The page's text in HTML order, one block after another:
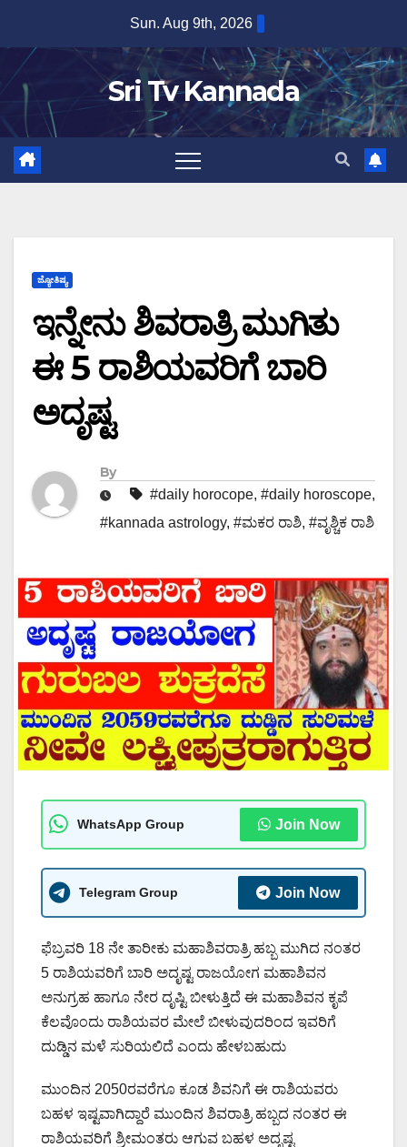
content
Sun. Aug 9th, 2026
Sri Tv Kannada
ಜ್ಯೋತಿಷ್ಯ
ಇನ್ನೇನು ಶಿವರಾತ್ರಿ ಮುಗಿತು
ಈ 5 ರಾಶಿಯವರಿಗೆ ಬಾರಿ
ಅದೃಷ್ಟ
By
#daily horocope, #daily horoscope,
#kannada astrology, #ಮಕರ ರಾಶಿ, #ವೃಶ್ಚಿಕ ರಾಶಿ
WhatsApp Group Join Now
Telegram Group Join Now
ಫೆಬ್ರವರಿ 18 ನೇ ತಾರೀಕು ಮಹಾಶಿವರಾತ್ರಿ ಹಬ್ಬ ಮುಗಿದ ನಂತರ
5 ರಾಶಿಯವರಿಗೆ ಬಾರಿ ಅದೃಷ್ಟ ರಾಜಯೋಗ ಮಹಾಶಿವನ
ಅನುಗ್ರಹ ಹಾಗೂ ನೇರ ದೃಷ್ಟಿ ಬೀಳುತ್ತಿದೆ ಈ ಮಹಾಶಿವನ ಕೃಪೆ
ಕೆಲವೊಂದು ರಾಶಿಯವರ ಮೇಲೆ ಬೀಳುವುದರಿಂದ ಇವರಿಗೆ
ದುಡ್ಡಿನ ಮಳೆ ಸುರಿಯಲಿದೆ ಎಂದು ಹೇಳಬಹುದು
ಮುಂದಿನ 2050ರವರೆಗೂ ಕೂಡ ಶಿವನಿಗೆ ಈ ರಾಶಿಯವರು
ಬಹಳ ಇಷ್ಟವಾಗಿದ್ದಾರೆ ಮುಂದಿನ ಶಿವರಾತ್ರಿ ಹಬ್ಬದ ನಂತರ ಈ
ರಾಶಿಯವರಿಗೆ ಶ್ರೀಮಂತರು ಆಗುವ ಬಹಳ ಅದೃಷ್ಟ